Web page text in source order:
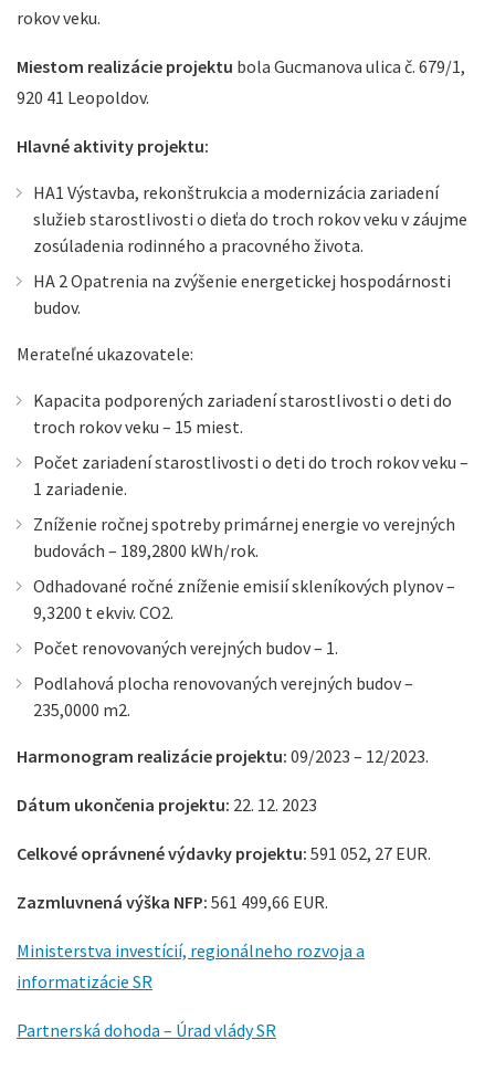
rokov veku.
Miestom realizácie projektu bola Gucmanova ulica č. 679/1,
920 41 Leopoldov.
Hlavné aktivity projektu:
HA1 Výstavba, rekonštrukcia a modernizácia zariadení
služieb starostlivosti o dieťa do troch rokov veku v záujme
zosúladenia rodinného a pracovného života.
HA 2 Opatrenia na zvýšenie energetickej hospodárnosti
budov.
Merateľné ukazovatele:
Kapacita podporených zariadení starostlivosti o deti do
troch rokov veku – 15 miest.
Počet zariadení starostlivosti o deti do troch rokov veku –
1 zariadenie.
Zníženie ročnej spotreby primárnej energie vo verejných
budovách – 189,2800 kWh/rok.
Odhadované ročné zníženie emisií skleníkových plynov –
9,3200 t ekviv. CO2.
Počet renovovaných verejných budov – 1.
Podlahová plocha renovovaných verejných budov –
235,0000 m2.
Harmonogram realizácie projektu: 09/2023 – 12/2023.
Dátum ukončenia projektu: 22. 12. 2023
Celkové oprávnené výdavky projektu: 591 052, 27 EUR.
Zazmluvnená výška NFP: 561 499,66 EUR.
Ministerstva investícií, regionálneho rozvoja a
informatizácie SR
Partnerská dohoda – Úrad vlády SR